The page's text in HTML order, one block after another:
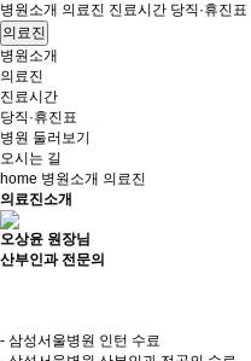
병원소개 의료진 진료시간 당직·휴진표
의료진
병원소개
의료진
진료시간
당직·휴진표
병원 둘러보기
오시는 길
home 병원소개 의료진
의료진소개
오상윤 원장님
산부인과 전문의
- 삼성서울병원 인턴 수료